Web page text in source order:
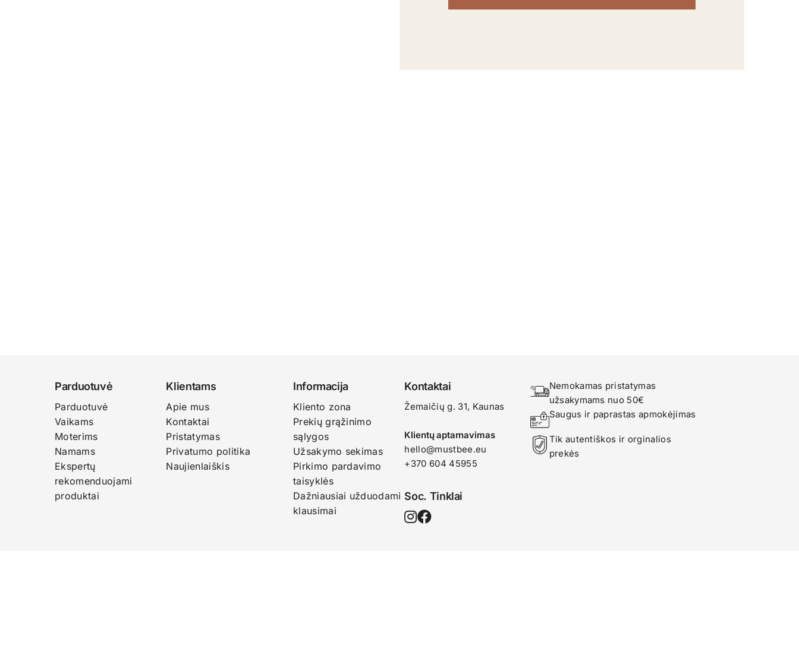
Parduotuvė
Parduotuvė
Vaikams
Moterims
Namams
Ekspertų
rekomenduojami
produktai
Klientams
Apie mus
Kontaktai
Pristatymas
Privatumo politika
Naujienlaiškis
Informacija
Kliento zona
Prekių grąžinimo
sąlygos
Užsakymo sekimas
Pirkimo pardavimo
taisyklės
Dažniausiai užduodami
klausimai
Kontaktai
Žemaičių g. 31, Kaunas​
Klientų aptarnavimas
hello@mustbee.eu
+370 604 45955
Soc. Tinklai
Nemokamas pristatymas
užsakymams nuo 50€
Saugus ir paprastas apmokėjimas
Tik autentiškos ir orginalios
prekės